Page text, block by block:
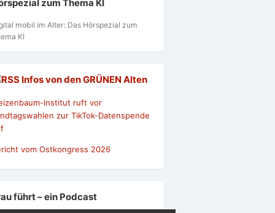
zum Thema KI
mobil im Alter: Das Hörspezial zum
KI
Infos von den GRÜNEN Alten
Institut ruft vor
zur TikTok-Datenspende
vom Ostkongress 2026
führt – ein Podcast